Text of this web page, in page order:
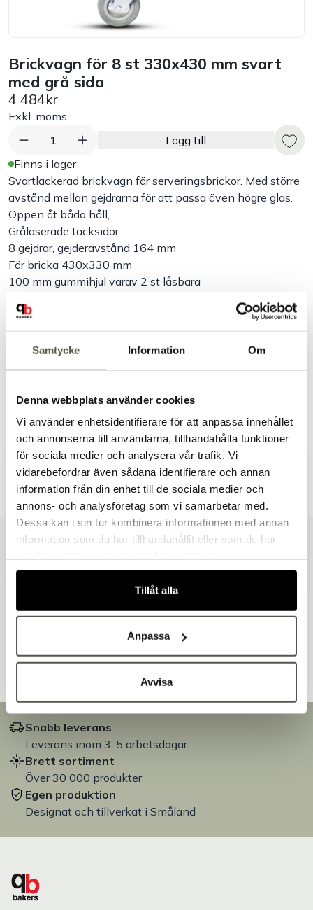
Samtycke Information Om
Denna webbplats använder cookies
Vi använder enhetsidentifierare för att anpassa innehållet
och annonserna till användarna, tillhandahålla funktioner
för sociala medier och analysera vår trafik. Vi
vidarebefordrar även sådana identifierare och annan
information från din enhet till de sociala medier och
annons- och analysföretag som vi samarbetar med.
Dessa kan i sin tur kombinera informationen med annan
information som du har tillhandahållit eller som de har
Tillåt alla
Anpassa
Avvisa
Kontakt
Brickvagn för 8 st 330x430 mm svart
med grå sida
4 484kr
Exkl. moms
1
Lägg till
Finns i lager
Svartlackerad brickvagn för serveringsbrickor. Med större
avstånd mellan gejdrarna för att passa även högre glas.
Öppen åt båda håll,
Grålaserade täcksidor.
8 gejdrar, gejderavstånd 164 mm
För bricka 430x330 mm
100 mm gummihjul varav 2 st låsbara
Artikelnr:
Brett sortiment
Produktbeskrivning
Dokument & produktblad
Andra kunder tittade även på
Snabb leverans
Leverans inom 3-5 arbetsdagar.
Brett sortiment
Över 30 000 produkter
Egen produktion
Designat och tillverkat i Småland
Välkommen till Bakers!
Handlar du som företag eller privatperson?
Fortsätt som privatperson